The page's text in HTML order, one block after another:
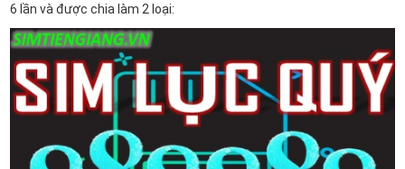
6 lần và được chia làm 2 loại: